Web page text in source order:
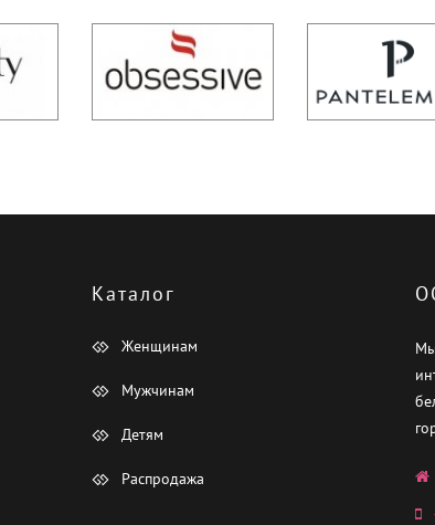
Каталог
Женщинам
Мужчинам
Детям
Распродажа